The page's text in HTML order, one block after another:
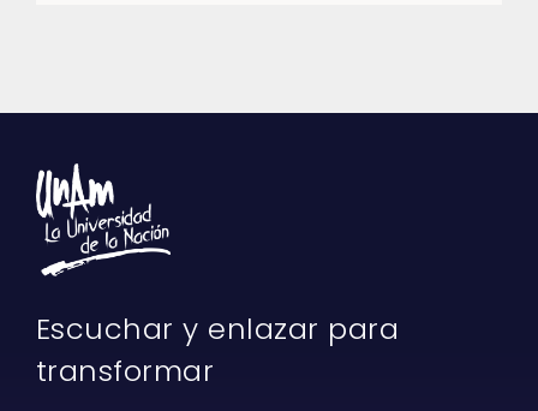
Escuchar y enlazar para
transformar